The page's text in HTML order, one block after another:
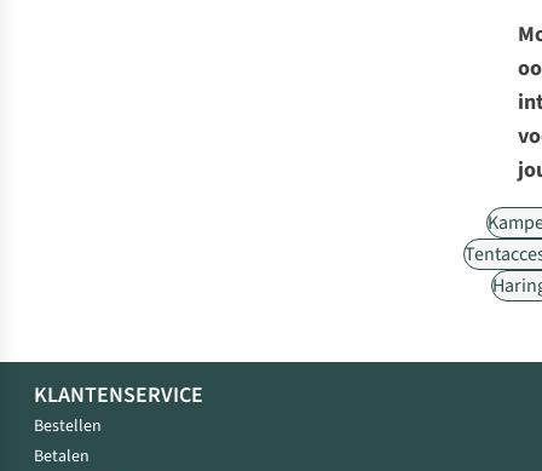
KLANTENSERVICE
Bestellen
Betalen